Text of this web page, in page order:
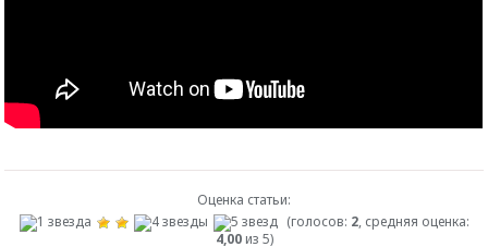
Оценка статьи:
(голосов: 2, средняя оценка:
4,00из 5)